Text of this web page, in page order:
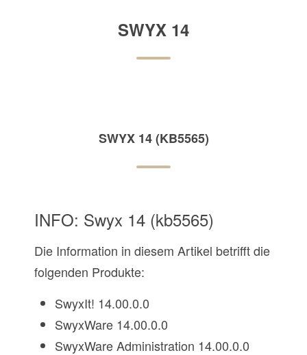
SWYX 14
SWYX 14 (KB5565)
INFO: Swyx 14 (kb5565)
Die Information in diesem Artikel betrifft die
folgenden Produkte:
SwyxIt! 14.00.0.0
SwyxWare 14.00.0.0
SwyxWare Administration 14.00.0.0